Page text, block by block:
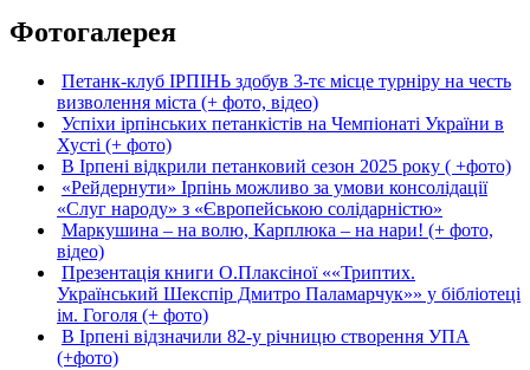
Фотогалерея
Петанк-клуб ІРПІНЬ здобув 3-тє місце турніру на честь
визволення міста (+ фото, відео)
Успіхи ірпінських петанкістів на Чемпіонаті України в
Хусті (+ фото)
В Ірпені відкрили петанковий сезон 2025 року ( +фото)
«Рейдернути» Ірпінь можливо за умови консолідації
«Слуг народу» з «Європейською солідарністю»
Маркушина – на волю, Карплюка – на нари! (+ фото,
відео)
Презентація книги О.Плаксіної ««Триптих.
Український Шекспір Дмитро Паламарчук»» у бібліотеці
ім. Гоголя (+ фото)
В Ірпені відзначили 82-у річницю створення УПА
(+фото)